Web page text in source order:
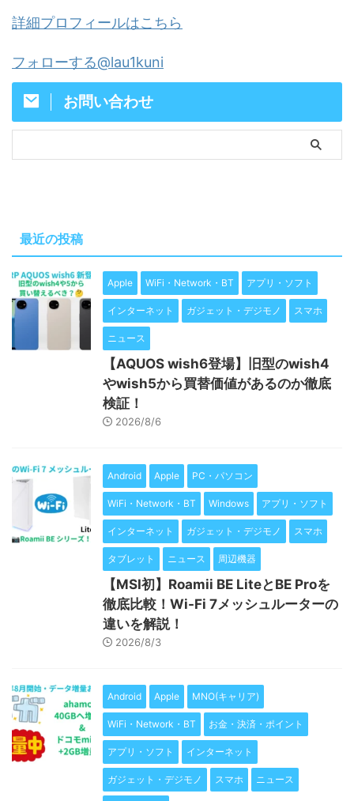
詳細プロフィールはこちら
フォローする@lau1kuni
お問い合わせ
最近の投稿
Apple WiFi・Network・BT アプリ・ソフト
インターネット ガジェット・デジモノ スマホ
ニュース
【AQUOS wish6登場】旧型のwish4
やwish5から買替価値があるのか徹底
検証！
2026/8/6
Android Apple PC・パソコン
WiFi・Network・BT Windows アプリ・ソフト
インターネット ガジェット・デジモノ スマホ
タブレット ニュース 周辺機器
【MSI初】Roamii BE LiteとBE Proを
徹底比較！Wi-Fi 7メッシュルーターの
違いを解説！
2026/8/3
Android Apple MNO(キャリア)
WiFi・Network・BT お金・決済・ポイント
アプリ・ソフト インターネット
ガジェット・デジモノ スマホ ニュース